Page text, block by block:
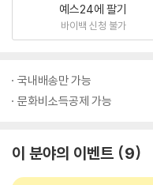
예스24에 팔기
바이백 신청 불가
국내배송만 가능
문화비소득공제 가능
이 분야의 이벤트 9